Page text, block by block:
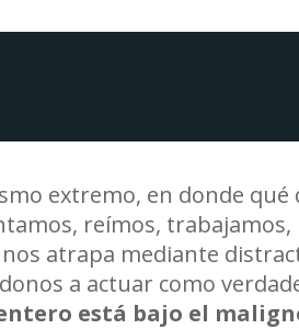
extremo, en donde qué
reímos,
atrapa mediante
a actuar como
está bajo el